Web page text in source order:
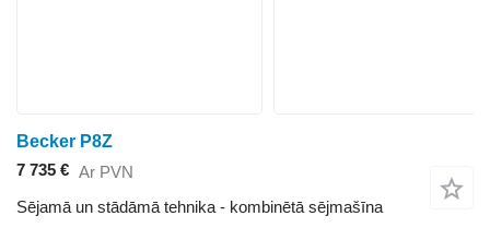
Becker P8Z
7 735 € Ar PVN
Sējamā un stādāmā tehnika - kombinētā sējmašīna